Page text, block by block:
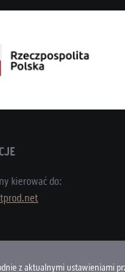
kierować do:
z aktualnymi ustawieniami